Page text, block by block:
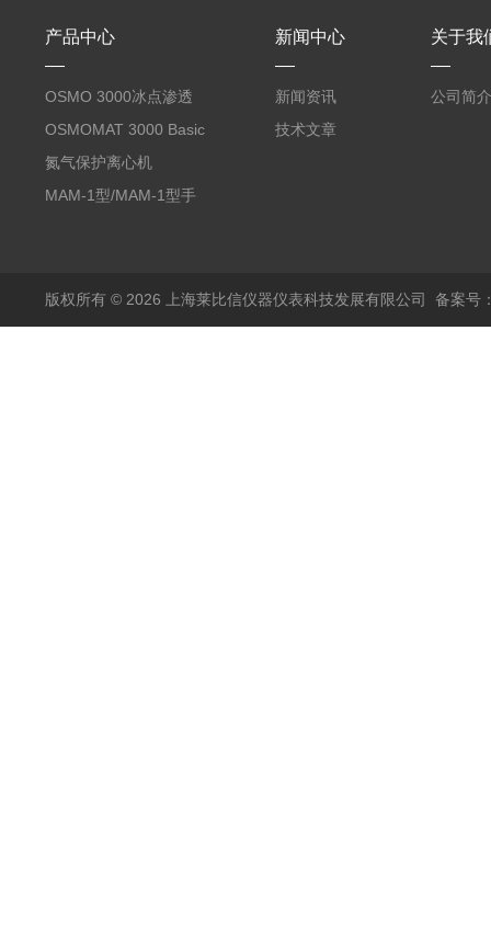
产品中心
OSMO 3000冰点渗透
压仪
OSMOMAT 3000 Basic
冰点渗透压仪
氮气保护离心机
MAM-1型/MAM-1型手
新闻中心
新闻资讯
技术文章
关于我
公司简介
版权所有 © 2026 上海莱比信仪器仪表科技发展有限公司 备案号